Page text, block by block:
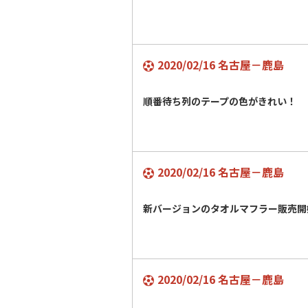
2020/02/16 名古屋－鹿島
順番待ち列のテープの色がきれい！
2020/02/16 名古屋－鹿島
新バージョンのタオルマフラー販売
2020/02/16 名古屋－鹿島